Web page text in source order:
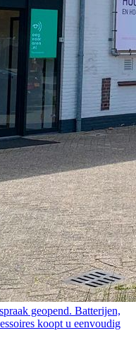
geopend. Batterijen,
koopt u eenvoudig